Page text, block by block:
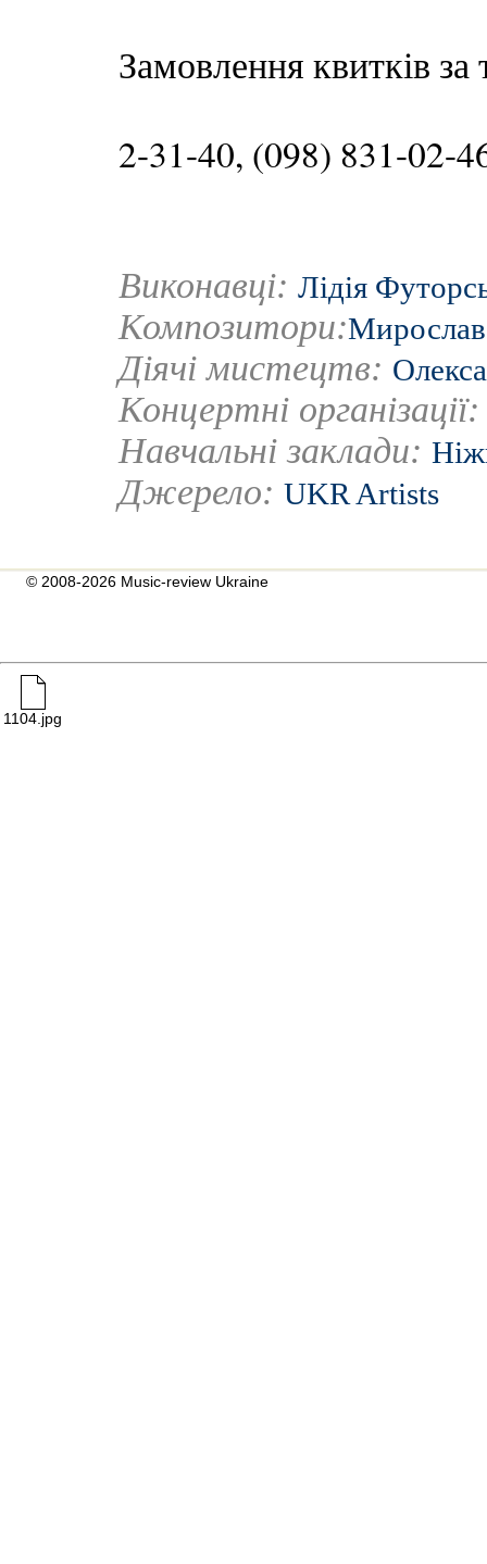
Замовлення квитків
2-31-40, (098) 831-02-
Виконавці: Лідія
Композитори:
Діячі мистецтв:
Концертні
Навчальні заклади:
Джерело: UKR Artists
© 2008-2026 Music-review Ukraine
1104.jpg